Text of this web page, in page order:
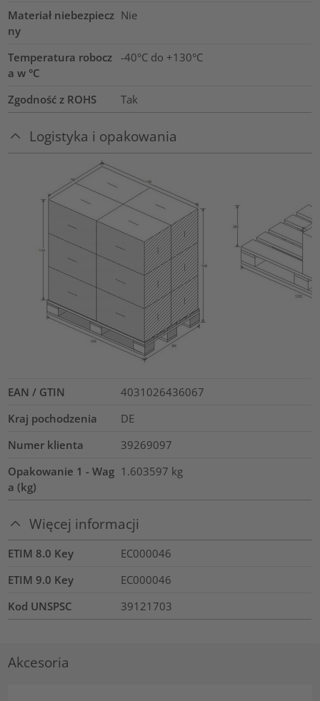
Materiał niebezpiecz
ny
Nie
Temperatura robocz
a w °C
-40°C do +130°C
Zgodność z ROHS Tak
Logistyka i opakowania
EAN / GTIN
4031026436067
Kraj pochodzenia
DE
Numer klienta
39269097
Opakowanie 1 - Wag
a (kg)
1.603597 kg
Więcej informacji
ETIM 8.0 Key
EC000046
ETIM 9.0 Key
EC000046
Kod UNSPSC
39121703
Akcesoria